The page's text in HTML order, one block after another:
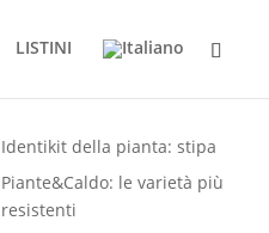
LISTINI
Identikit della pianta: stipa
Piante&Caldo: le varietà più
resistenti